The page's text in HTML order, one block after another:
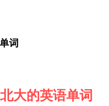
词
大的英语单词